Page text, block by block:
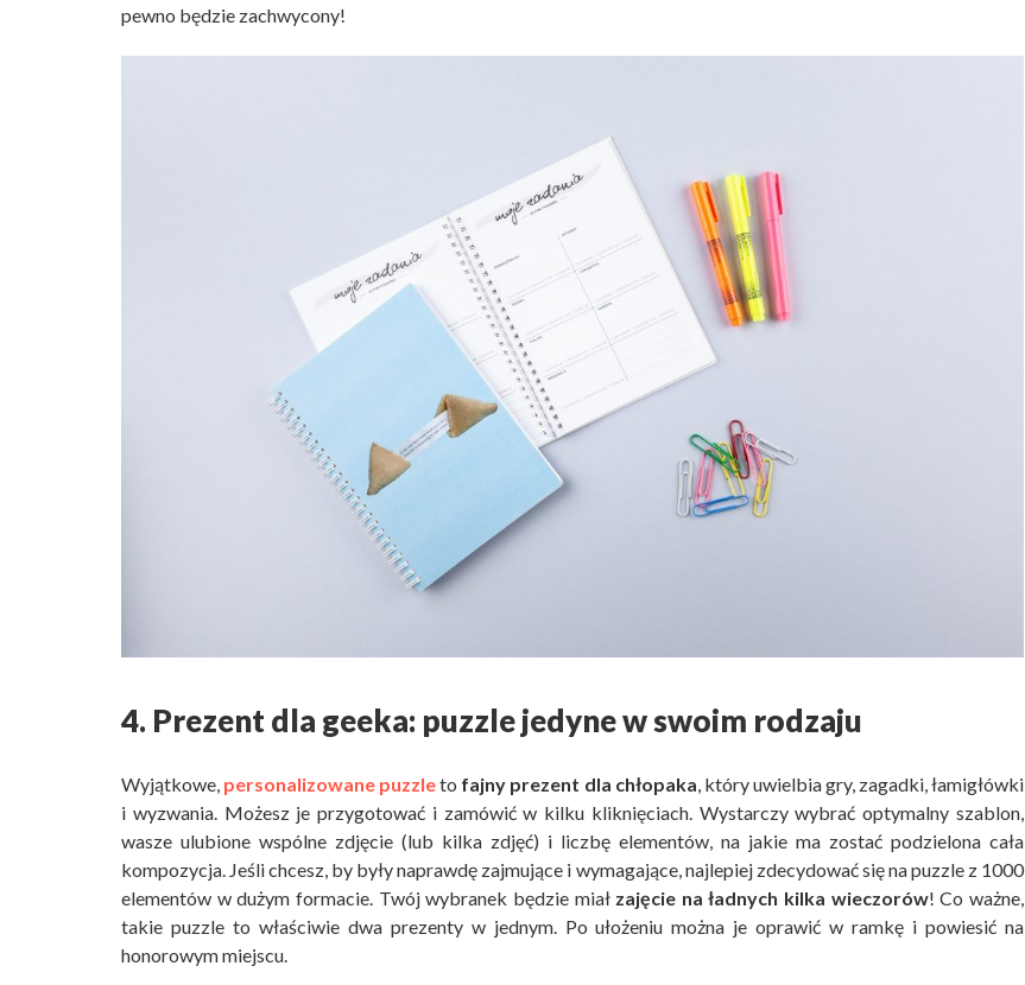
pewno będzie zachwycony!
4. Prezent dla geeka: puzzle jedyne w swoim rodzaju
Wyjątkowe, personalizowane puzzleto fajny prezent dla chłopaka, który uwielbia gry, zagadki, łamigłówki
i wyzwania. Możesz je przygotować i zamówić w kilku kliknięciach. Wystarczy wybrać optymalny szablon,
wasze ulubione wspólne zdjęcie (lub kilka zdjęć) i liczbę elementów, na jakie ma zostać podzielona cała
kompozycja. Jeśli chcesz, by były naprawdę zajmujące i wymagające, najlepiej zdecydować się na puzzle z 1000
elementów w dużym formacie. Twój wybranek będzie miał zajęcie na ładnych kilka wieczorów! Co ważne,
takie puzzle to właściwie dwa prezenty w jednym. Po ułożeniu można je oprawić w ramkę i powiesić na
honorowym miejscu.